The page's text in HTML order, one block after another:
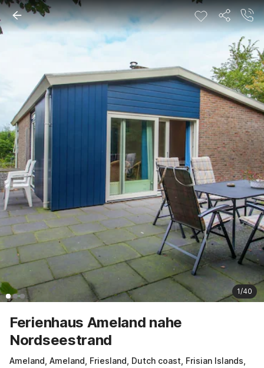
1/40
Ferienhaus Ameland nahe
Nordseestrand
Ameland, Ameland, Friesland, Dutch coast, Frisian Islands,